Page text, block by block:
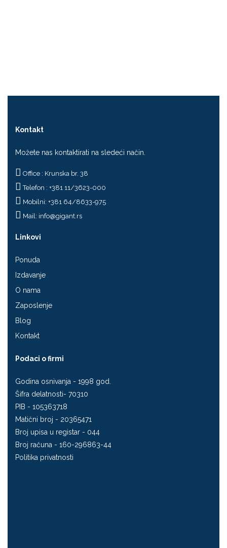
Kontakt
Možete nas kontaktirati na sledeći način.
Office : Krunska br. 38
Telefon : +381 11/3623-000
Mobilni: +381 64/8633-975
Mail: info@gigant.rs
Linkovi
Ponuda
Izdavanje
O nama
Zaposlenje
Blog
Kontakt
Podaci o firmi
Godina osnivanja - 1998 god.
Šifra delatnosti- 70310
PIB - 105363718
Matični broj - 20365471
Broj upisa u registar - 044
Broj računa - 160-296863-44
Politika privatnosti